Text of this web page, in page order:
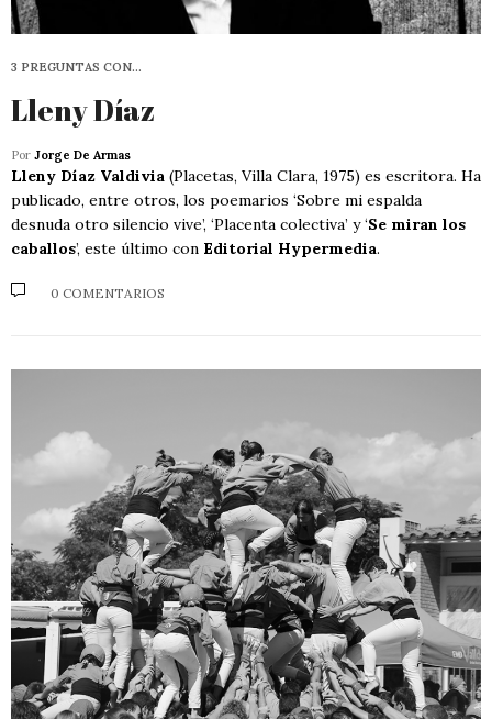
3 PREGUNTAS CON…
Lleny Díaz
Por Jorge De Armas
Lleny Díaz Valdivia (Placetas, Villa Clara, 1975) es escritora. Ha
publicado, entre otros, los poemarios ‘Sobre mi espalda
desnuda otro silencio vive’, ‘Placenta colectiva’ y ‘Se miran los
caballos’, este último con Editorial Hypermedia.
0 COMENTARIOS